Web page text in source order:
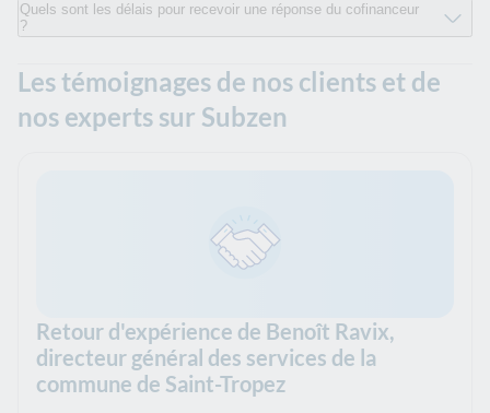
Quels sont les délais pour recevoir une réponse du cofinanceur
?
Les témoignages de nos clients et de
nos experts sur Subzen
Retour d'expérience de Benoît Ravix,
directeur général des services de la
commune de Saint-Tropez